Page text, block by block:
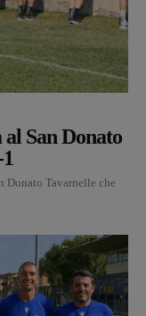
al San Donato
Donato Tavarnelle che